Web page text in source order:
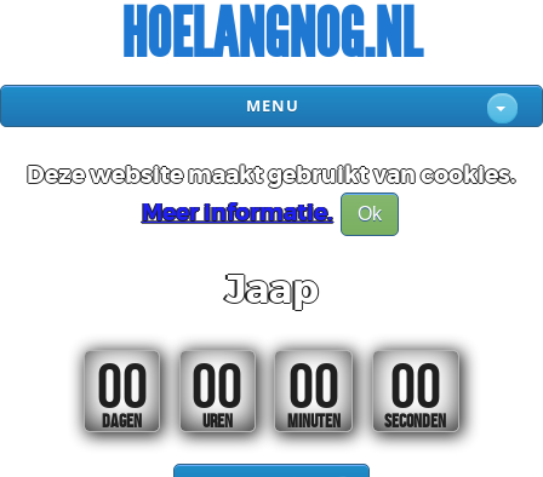
HOELANGNOG.NL
MENU
Deze website maakt gebruikt van cookies.
Meer informatie.
Ok
Jaap
00
DAGEN
00
UREN
00
MINUTEN
00
SECONDEN